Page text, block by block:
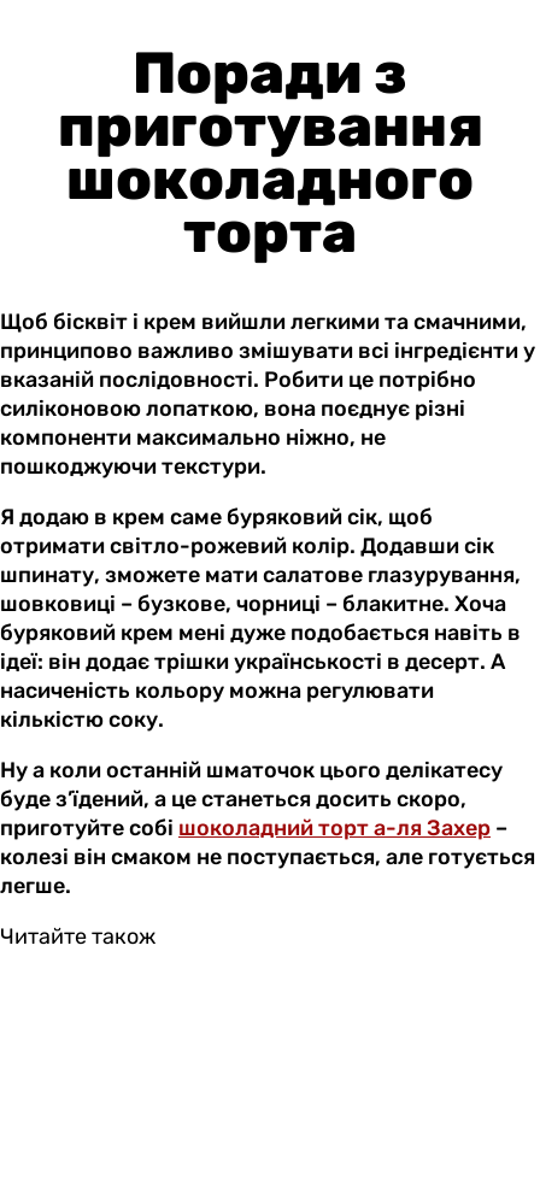
Поради з
приготування
шоколадного
торта
Щоб бісквіт і крем вийшли легкими та смачними,
принципово важливо змішувати всі інгредієнти у
вказаній послідовності. Робити це потрібно
силіконовою лопаткою, вона поєднує різні
компоненти максимально ніжно, не
пошкоджуючи текстури.
Я додаю в крем саме буряковий сік, щоб
отримати світло-рожевий колір. Додавши сік
шпинату, зможете мати салатове глазурування,
шовковиці – бузкове, чорниці – блакитне. Хоча
буряковий крем мені дуже подобається навіть в
ідеї: він додає трішки українськості в десерт. А
насиченість кольору можна регулювати
кількістю соку.
Ну а коли останній шматочок цього делікатесу
буде з’їдений, а це станеться досить скоро,
приготуйте собі шоколадний торт а-ля Захер –
колезі він смаком не поступається, але готується
легше.
Читайте також